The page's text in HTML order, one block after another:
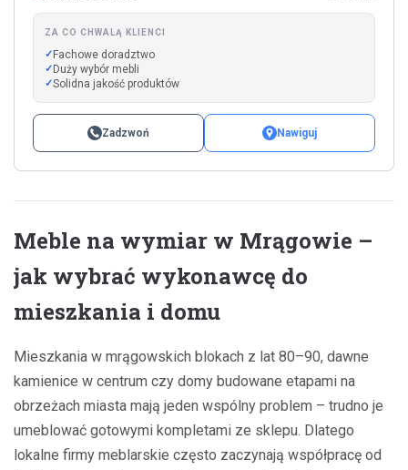
ZA CO CHWALĄ KLIENCI
Fachowe doradztwo
Duży wybór mebli
Solidna jakość produktów
Zadzwoń Nawiguj
Meble na wymiar w Mrągowie –
jak wybrać wykonawcę do
mieszkania i domu
Mieszkania w mrągowskich blokach z lat 80–90, dawne
kamienice w centrum czy domy budowane etapami na
obrzeżach miasta mają jeden wspólny problem – trudno je
umeblować gotowymi kompletami ze sklepu. Dlatego
lokalne firmy meblarskie często zaczynają współpracę od